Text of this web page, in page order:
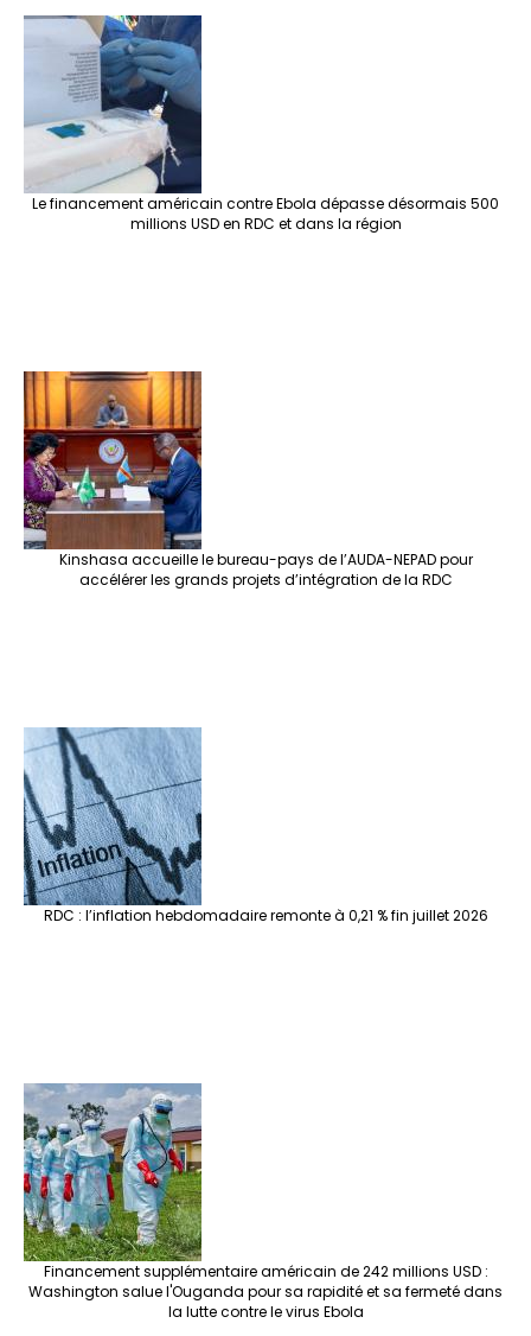
Le financement américain contre Ebola dépasse désormais 500
millions USD en RDC et dans la région
Kinshasa accueille le bureau-pays de l’AUDA-NEPAD pour
accélérer les grands projets d’intégration de la RDC
RDC : l’inflation hebdomadaire remonte à 0,21 % fin juillet 2026
Financement supplémentaire américain de 242 millions USD :
Washington salue l'Ouganda pour sa rapidité et sa fermeté dans
la lutte contre le virus Ebola